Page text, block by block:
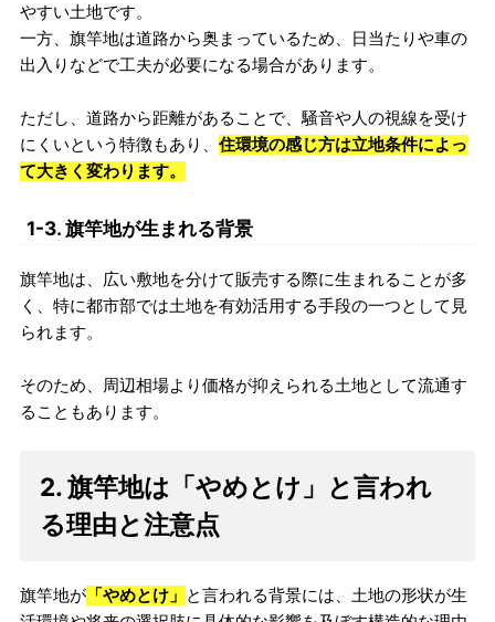
やすい土地です。
一方、旗竿地は道路から奥まっているため、日当たりや車の
出入りなどで工夫が必要になる場合があります。
ただし、道路から距離があることで、騒音や人の視線を受け
にくいという特徴もあり、 住環境の感じ方は立地条件によっ
て大きく変わります。
1-3. 旗竿地が生まれる背景
旗竿地は、広い敷地を分けて販売する際に生まれることが多
く、特に都市部では土地を有効活用する手段の一つとして見
られます。
そのため、周辺相場より価格が抑えられる土地として流通す
ることもあります。
2. 旗竿地は「やめとけ」と言われ
る理由と注意点
旗竿地が 「やめとけ」 と言われる背景には、土地の形状が生